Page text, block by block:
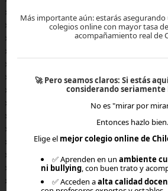
×
×
×
×
×
×
×
×
×
×
×
×
×
×
Más importante aún: estarás
colegios online con mayor tasa
acompañamiento real de
🚀Pero seamos claros: Si estás
considerando seriamente
No es "mirar por
Entonces hazlo bien.
Elige el mejor colegio online de
✅ Aprenden en unambiente
ni bullying, con buen trato y
✅ Acceden aalta calidad